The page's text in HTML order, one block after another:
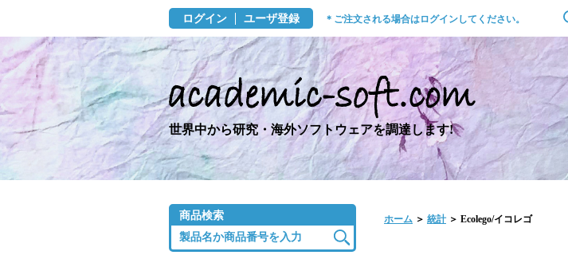
ログイン ユーザ登録 ＊ご注文される場合はログインしてください。
世界中から研究・海外ソフトウェアを調達します!
商品検索 ホーム ＞ 統計＞ Ecolego/イコレゴ